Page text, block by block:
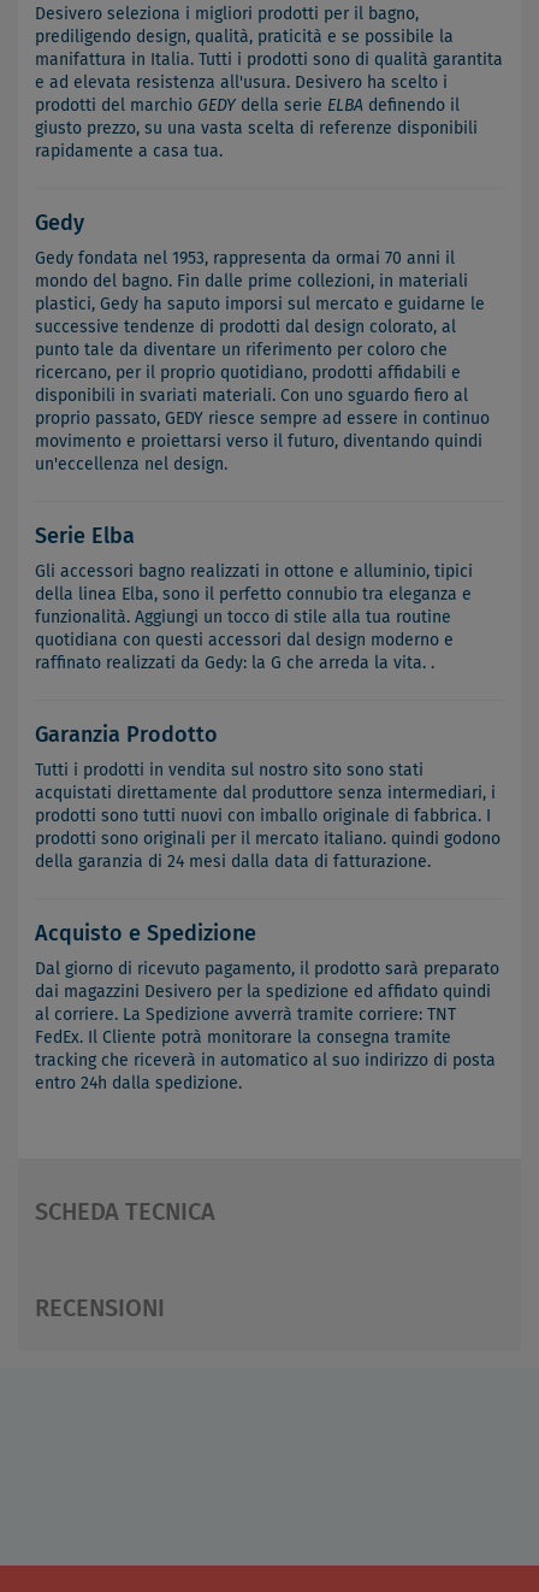
Desivero seleziona i migliori prodotti per il bagno,
prediligendo design, qualità, praticità e se possibile la
manifattura in Italia. Tutti i prodotti sono di qualità garantita
e ad elevata resistenza all'usura. Desivero ha scelto i
prodotti del marchio GEDY della serie ELBA definendo il
giusto prezzo, su una vasta scelta di referenze disponibili
rapidamente a casa tua.
Gedy
Gedy fondata nel 1953, rappresenta da ormai 70 anni il
mondo del bagno. Fin dalle prime collezioni, in materiali
plastici, Gedy ha saputo imporsi sul mercato e guidarne le
successive tendenze di prodotti dal design colorato, al
punto tale da diventare un riferimento per coloro che
ricercano, per il proprio quotidiano, prodotti affidabili e
disponibili in svariati materiali. Con uno sguardo fiero al
proprio passato, GEDY riesce sempre ad essere in continuo
movimento e proiettarsi verso il futuro, diventando quindi
un'eccellenza nel design.
Serie Elba
Gli accessori bagno realizzati in ottone e alluminio, tipici
della linea Elba, sono il perfetto connubio tra eleganza e
funzionalità. Aggiungi un tocco di stile alla tua routine
quotidiana con questi accessori dal design moderno e
raffinato realizzati da Gedy: la G che arreda la vita. .
Garanzia Prodotto
Tutti i prodotti in vendita sul nostro sito sono stati
acquistati direttamente dal produttore senza intermediari, i
prodotti sono tutti nuovi con imballo originale di fabbrica. I
prodotti sono originali per il mercato italiano. quindi godono
della garanzia di 24 mesi dalla data di fatturazione.
Acquisto e Spedizione
Dal giorno di ricevuto pagamento, il prodotto sarà preparato
dai magazzini Desivero per la spedizione ed affidato quindi
al corriere. La Spedizione avverrà tramite corriere: TNT
FedEx. Il Cliente potrà monitorare la consegna tramite
tracking che riceverà in automatico al suo indirizzo di posta
entro 24h dalla spedizione.
SCHEDA TECNICA
RECENSIONI